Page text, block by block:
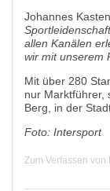
Johannes
allen Kanälen
wir mit unserem
Mit über 280
nur Marktführer,
Berg, in der
Foto: Intersport
Zum Verfassen